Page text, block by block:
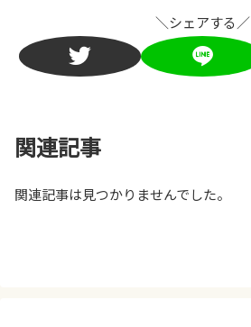
＼シェアする／
関連記事
関連記事は見つかりませんでした。